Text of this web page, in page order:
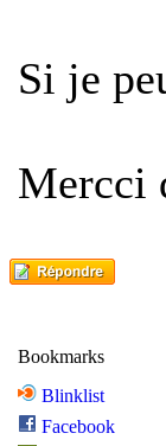
Si je
Mercci
Bookmarks
Blinklist
Facebook